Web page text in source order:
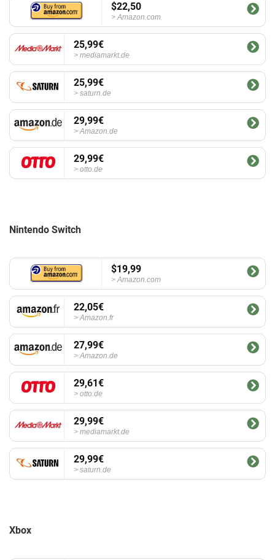
$22,50
Amazon.com
25,99€
mediamarkt.de
25,99€
saturn.de
29,99€
Amazon.de
29,99€
otto.de
Nintendo Switch
$19,99
Amazon.com
22,05€
Amazon.fr
27,99€
Amazon.de
29,61€
otto.de
29,99€
mediamarkt.de
29,99€
saturn.de
Xbox